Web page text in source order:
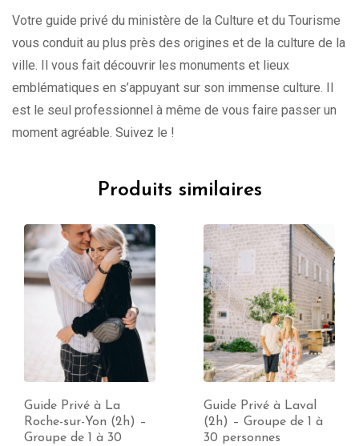
Votre guide privé du ministère de la Culture et du Tourisme
vous conduit au plus près des origines et de la culture de la
ville. Il vous fait découvrir les monuments et lieux
emblématiques en s’appuyant sur son immense culture. Il
est le seul professionnel à même de vous faire passer un
moment agréable. Suivez le !
Produits similaires
Guide Privé à La
Roche-sur-Yon (2h) –
Groupe de 1 à 30
Guide Privé à Laval
(2h) – Groupe de 1 à
30 personnes